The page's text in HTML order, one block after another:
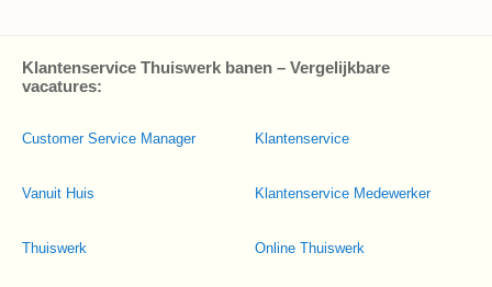
Klantenservice Thuiswerk banen – Vergelijkbare
vacatures:
Customer Service Manager
Vanuit Huis
Thuiswerk
Klantenservice
Klantenservice Medewerker
Online Thuiswerk